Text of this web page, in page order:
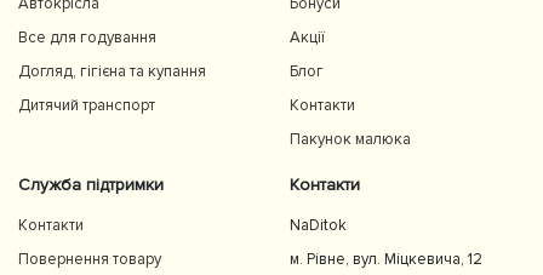
Автокрісла
Все для годування
Догляд, гігієна та купання
Дитячий транспорт
Бонуси
Акції
Блог
Контакти
Пакунок малюка
Служба підтримки
Контакти
Повернення товару
Контакти
NaDitok
м. Рівне, вул. Міцкевича, 12